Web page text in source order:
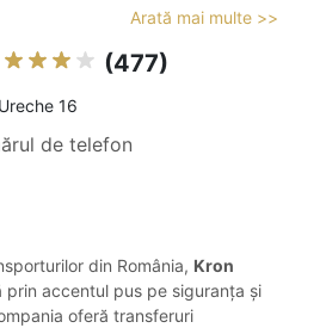
Arată mai multe >>
(477)
16
de telefon
din România, Kron
prin accentul pus pe siguranța și
oferă transferuri